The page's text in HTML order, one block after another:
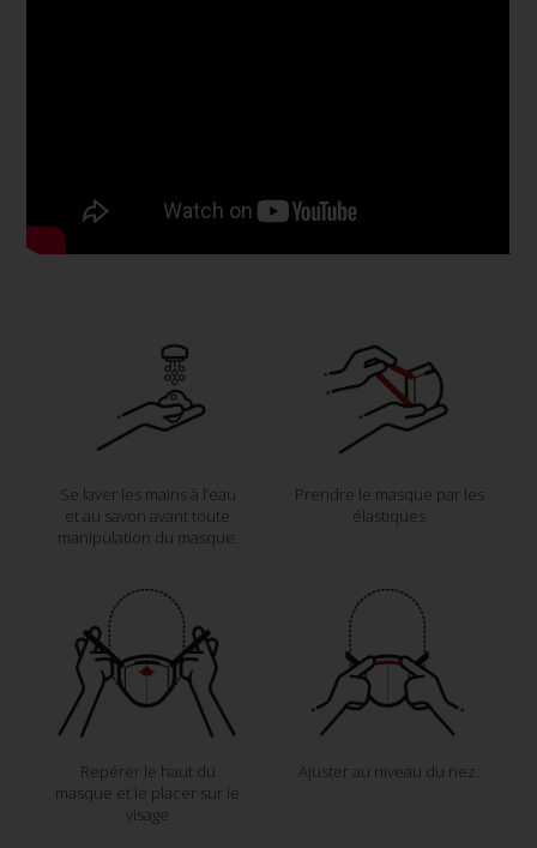
Se laver les mains à l’eau
et au savon avant toute
manipulation du masque.
Prendre le masque par les
élastiques
Repérer le haut du
masque et le placer sur le
visage
Ajuster au niveau du nez.